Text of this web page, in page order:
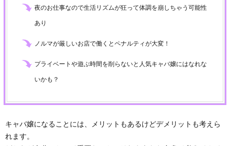
夜のお仕事なので生活リズムが狂って体調を崩しちゃう可能性
あり
ノルマが厳しいお店で働くとペナルティが大変！
プライベートや遊ぶ時間を削らないと人気キャバ嬢にはなれな
いかも？
キャバ嬢になることには、メリットもあるけどデメリットも考えら
れます。